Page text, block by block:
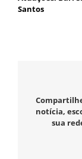
Santos
notícia,
sua